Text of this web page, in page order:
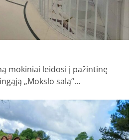
mokiniai leidosi į pažintinę
„Mokslo salą“…